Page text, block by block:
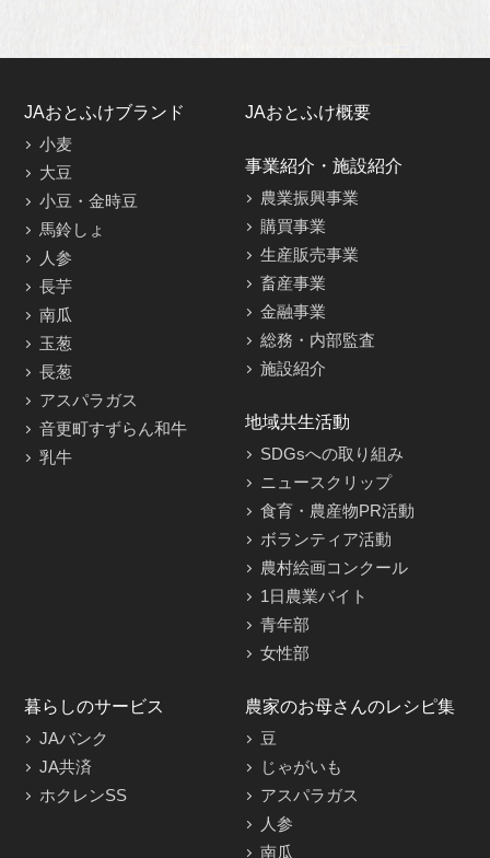
JAおとふけブランド
小麦
大豆
小豆・金時豆
馬鈴しょ
人参
長芋
南瓜
玉葱
長葱
アスパラガス
音更町すずらん和牛
乳牛
JAおとふけ概要
事業紹介・施設紹介
農業振興事業
購買事業
生産販売事業
畜産事業
金融事業
総務・内部監査
施設紹介
地域共生活動
SDGsへの取り組み
ニュースクリップ
食育・農産物PR活動
ボランティア活動
農村絵画コンクール
1日農業バイト
青年部
女性部
暮らしのサービス
JAバンク
JA共済
ホクレンSS
農家のお母さんのレシピ集
豆
じゃがいも
アスパラガス
人参
南瓜